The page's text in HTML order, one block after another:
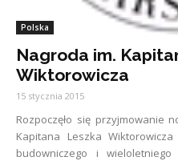
Polska
Nagroda im.
Wiktorowicza
15 stycznia 2015
Rozpoczęło się przyjmowanie
Kapitana Leszka
budowniczego i wieloletniego